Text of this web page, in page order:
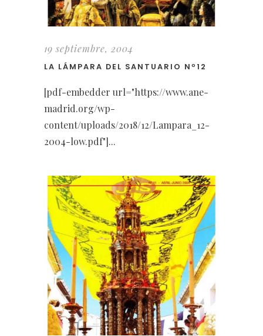
19 septiembre, 2004
LA LÁMPARA DEL SANTUARIO Nº12
[pdf-embedder url="https://www.ane-
madrid.org/wp-
content/uploads/2018/12/Lampara_12-
2004-low.pdf"]...